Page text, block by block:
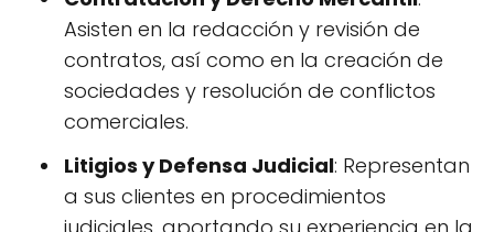
Asisten en la redacción y revisión de
contratos, así como en la creación de
sociedades y resolución de conflictos
comerciales.
Litigios y Defensa Judicial: Representan
a sus clientes en procedimientos